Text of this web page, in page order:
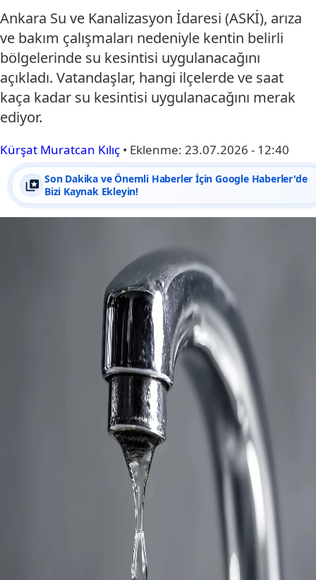
Ankara Su ve Kanalizasyon İdaresi (ASKİ), arıza
ve bakım çalışmaları nedeniyle kentin belirli
bölgelerinde su kesintisi uygulanacağını
açıkladı. Vatandaşlar, hangi ilçelerde ve saat
kaça kadar su kesintisi uygulanacağını merak
ediyor.
Kürşat Muratcan Kılıç • Eklenme: 23.07.2026 - 12:40
Son Dakika ve Önemli Haberler İçin Google Haberler'de
Bizi Kaynak Ekleyin!